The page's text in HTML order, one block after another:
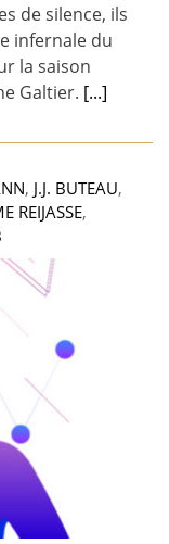
de silence, ils
infernale du
la saison
Galtier. [...]
, J.J. BUTEAU,
REIJASSE,